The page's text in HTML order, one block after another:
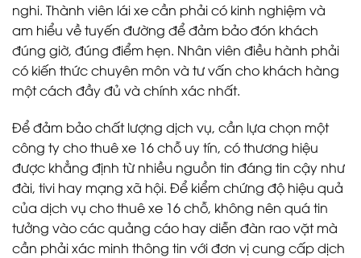
nghi. Thành viên lái xe cần phải có kinh nghiệm và
am hiểu về tuyến đường để đảm bảo đón khách
đúng giờ, đúng điểm hẹn. Nhân viên điều hành phải
có kiến thức chuyên môn và tư vấn cho khách hàng
một cách đầy đủ và chính xác nhất.
Để đảm bảo chất lượng dịch vụ, cần lựa chọn một
công ty cho thuê xe 16 chỗ uy tín, có thương hiệu
được khẳng định từ nhiều nguồn tin đáng tin cậy như
đài, tivi hay mạng xã hội. Để kiểm chứng độ hiệu quả
của dịch vụ cho thuê xe 16 chỗ, không nên quá tin
tưởng vào các quảng cáo hay diễn đàn rao vặt mà
cần phải xác minh thông tin với đơn vị cung cấp dịch